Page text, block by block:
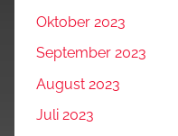
Oktober 2023
September 2023
August 2023
Juli 2023